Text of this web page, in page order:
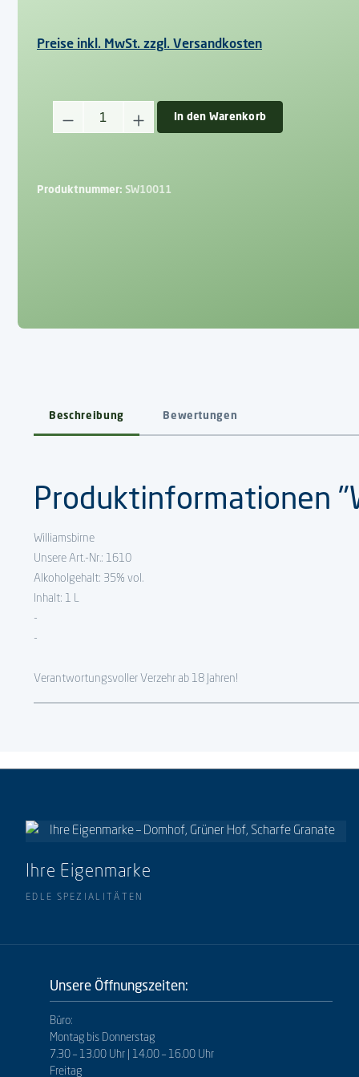
Preise inkl. MwSt. zzgl. Versandkosten
In den Warenkorb
Produktnummer: SW10011
Beschreibung Bewertungen
Produktinformationen
Williamsbirne
Unsere Art.-Nr.: 1610
Alkoholgehalt: 35% vol.
Inhalt: 1 L
-
-
Verantwortungsvoller Verzehr ab 18 Jahren!
Ihre Eigenmarke
EDLE SPEZIALITÄTEN
Unsere Öffnungszeiten:
Büro:
Montag bis Donnerstag
7.30 – 13.00 Uhr | 14.00 – 16.00 Uhr
Freitag